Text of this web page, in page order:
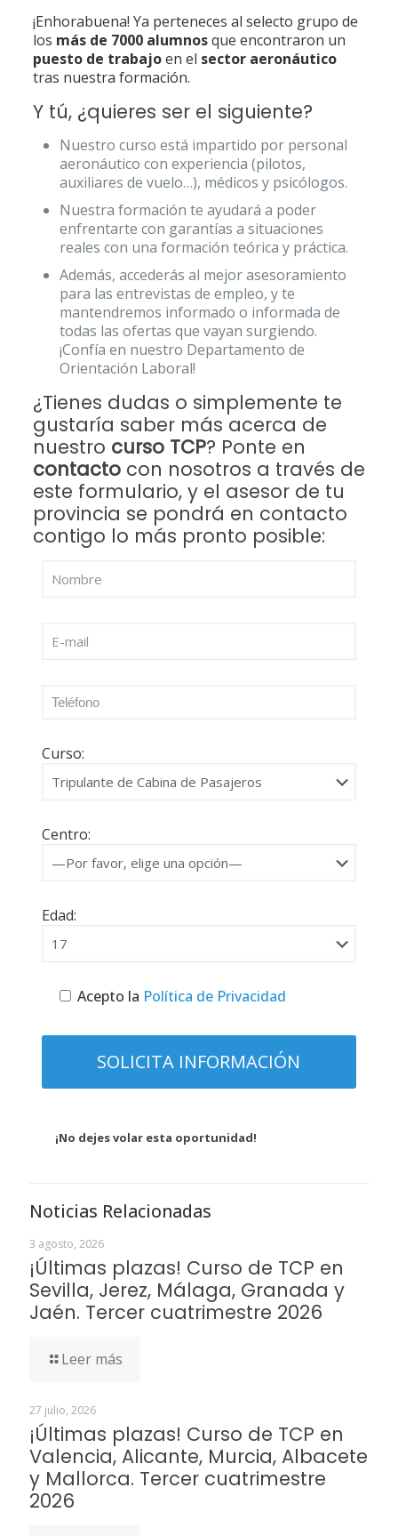
¡Enhorabuena! Ya perteneces al selecto grupo de
los más de 7000 alumnosque encontraron un
puesto de trabajoen el sector aeronáutico
tras nuestra formación.
Y tú, ¿quieres ser el siguiente?
Nuestro curso está impartido por personal
aeronáutico con experiencia (pilotos,
auxiliares de vuelo…), médicos y psicólogos.
Nuestra formación te ayudará a poder
enfrentarte con garantías a situaciones
reales con una formación teórica y práctica.
Además, accederás al mejor asesoramiento
para las entrevistas de empleo, y te
mantendremos informado o informada de
todas las ofertas que vayan surgiendo.
¡Confía en nuestro Departamento de
Orientación Laboral!
¿Tienes dudas o simplemente te
gustaría saber más acerca de
nuestro curso TCP? Ponte en
contacto con nosotros a través de
este formulario, y el asesor de tu
provincia se pondrá en contacto
contigo lo más pronto posible:
Curso:
Centro:
Edad:
Acepto la Política de Privacidad
¡No dejes volar esta oportunidad!
Noticias Relacionadas
3 agosto, 2026
¡Últimas plazas! Curso de TCP en
Sevilla, Jerez, Málaga, Granada y
Jaén. Tercer cuatrimestre 2026
Leer más
27 julio, 2026
¡Últimas plazas! Curso de TCP en
Valencia, Alicante, Murcia, Albacete
y Mallorca. Tercer cuatrimestre
2026